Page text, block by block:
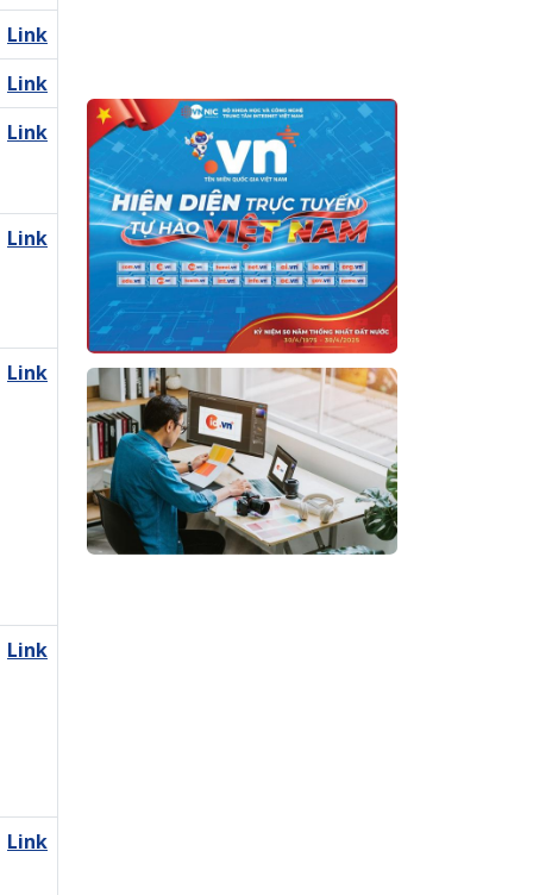
Link
Link
Link
Link
Link
Link
Link